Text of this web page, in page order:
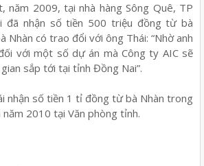
năm 2009, tại nhà hàng Sông Quê, TP
đã nhận số tiền 500 triệu đồng từ bà
Nhàn có trao đổi với ông Thái: “Nhờ anh
với một số dự án mà Công ty AIC sẽ
sắp tới tại tỉnh Đồng Nai”.
nhận số tiền 1 tỉ đồng từ bà Nhàn trong
2010 tại Văn phòng tỉnh.